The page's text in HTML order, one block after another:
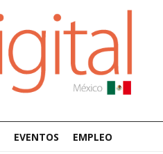
EVENTOS EMPLEO